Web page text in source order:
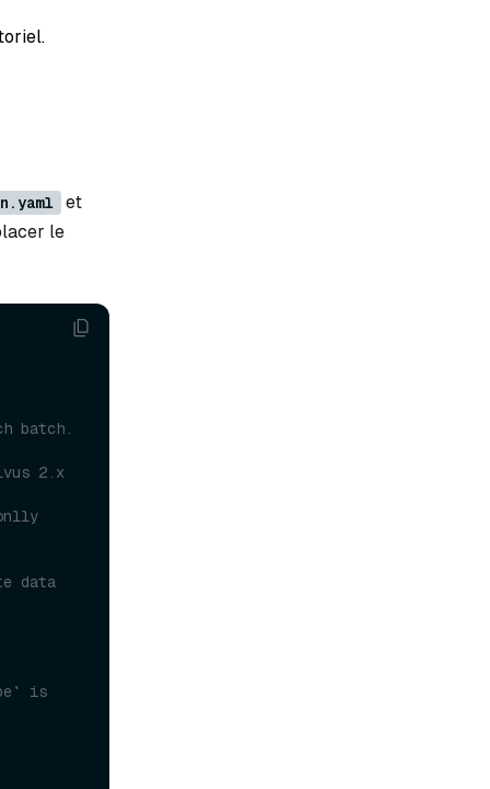
et
le
batch.
2.x
data
is